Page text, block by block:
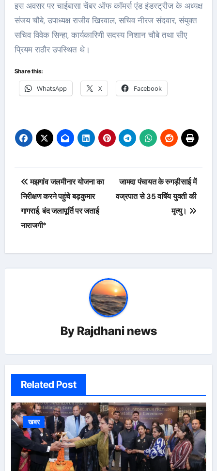
इस अवसर पर चाईबासा चेंबर ऑफ कॉमर्स एंड इंडस्ट्रीज के अध्यक्ष
संजय चौबे, उपाध्यक्ष राजीव खिरवाल, सचिव नीरज संदवार, संयुक्त
सचिव विवेक सिन्हा, कार्यकारिणी सदस्य निशान चौबे तथा सीए
प्रियम राठौर उपस्थित थे।
Share this:
WhatsApp X Facebook
Post
navigation
मझगांव जलमीनार योजना का
निरीक्षण करने पहुंचे बड़कुमार
गागराई, बंद जलापूर्ति पर जताई
नाराजगी*
जामदा पंचायत के रुगड़ीसाई में
वज्रपात से 35 वषिॅय युवती की
मृत्यु।
By Rajdhani news
Related Post
खबर